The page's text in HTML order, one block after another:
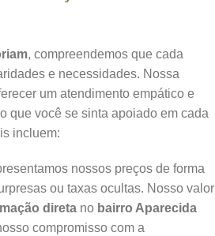
, compreendemos que cada
e necessidades. Nossa
um atendimento empático e
que você se sinta apoiado em cada
incluem:
nossos preços de forma
ou taxas ocultas. Nosso valor
direta no bairro Aparecida
compromisso com a